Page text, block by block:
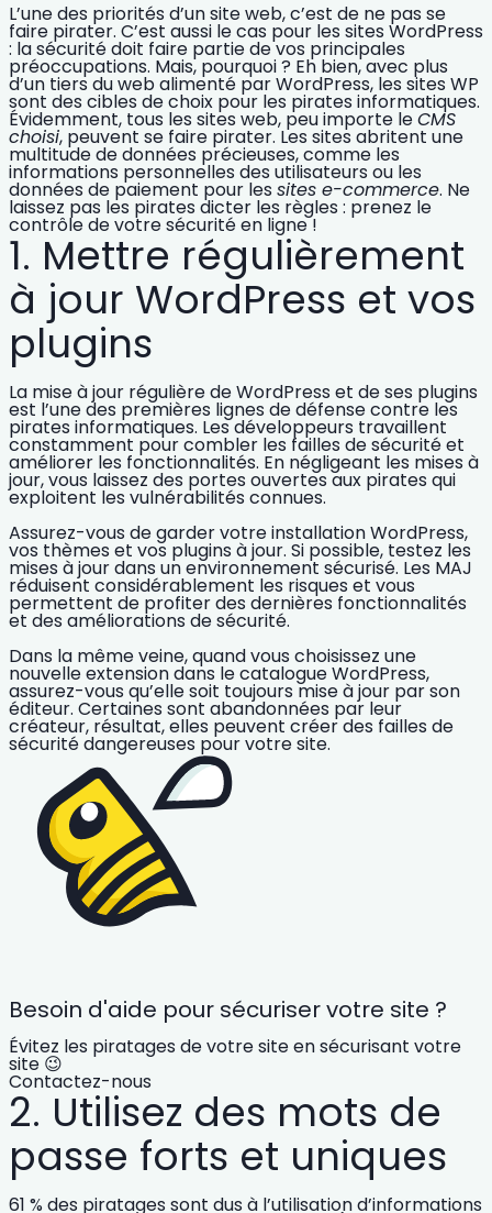
L’une des priorités d’un site web, c’est de ne pas se
faire pirater. C’est aussi le cas pour les sites WordPress
: lasécuritédoit faire partie de vos principales
préoccupations. Mais, pourquoi ? Eh bien, avec plus
d’un tiers du web alimenté par WordPress, les sites WP
sont des cibles de choix pour les pirates informatiques.
Évidemment, tous les sites web, peu importe leCMS
choisi, peuvent se faire pirater. Les sites abritent une
multitude de données précieuses, comme les
informations personnelles des utilisateurs ou les
données de paiement pour les sites e-commerce. Ne
laissez pas les pirates dicter les règles : prenez le
contrôle de votre sécurité en ligne !
1. Mettre régulièrement
à jour WordPress et vos
plugins
La mise à jour régulière de WordPress et de ses plugins
est l’une des premières lignes de défense contre les
pirates informatiques. Les développeurs travaillent
constamment pour combler les failles de sécurité et
améliorer les fonctionnalités. En négligeant les mises à
jour, vous laissez des portes ouvertes aux pirates qui
exploitent les vulnérabilités connues.
Assurez-vous de garder votre installation WordPress,
vos thèmes et vos plugins à jour. Si possible, testez les
mises à jour dans un environnement sécurisé. Les MAJ
réduisent considérablement les risques et vous
permettent de profiter des dernières fonctionnalités
et des améliorations de sécurité.
Dans la même veine, quand vous choisissez une
nouvelle extension dans le catalogue WordPress,
assurez-vous qu’elle soit toujours mise à jour par son
éditeur. Certaines sont abandonnées par leur
créateur, résultat, elles peuvent créer des failles de
sécurité dangereuses pour votre site.
Besoin d'aide pour sécuriser votre site ?
Évitez les piratages de votre site en sécurisant votre
site 😉
Contactez-nous
2. Utilisez des mots de
passe forts et uniques
61 % des piratages sont dus à l’utilisation d’informations